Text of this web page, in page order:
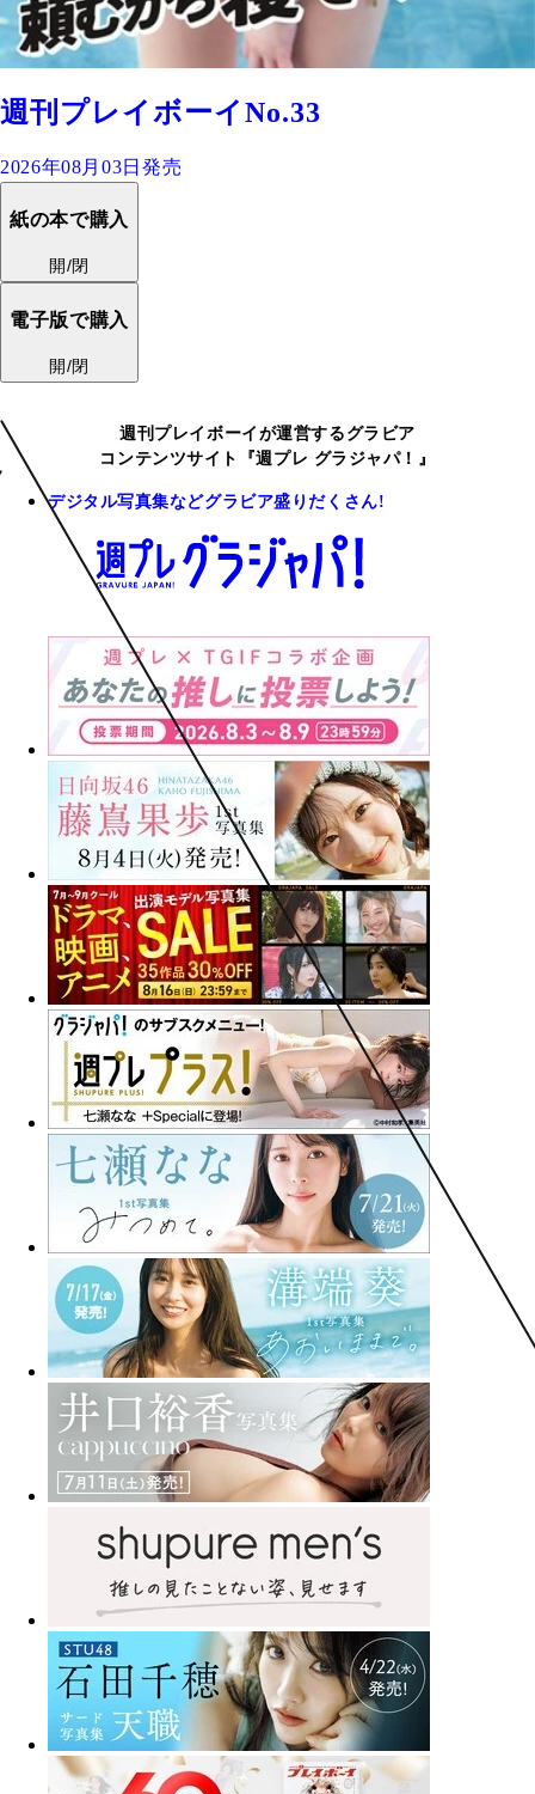
週刊プレイボーイNo.33
2026年08月03日発売
紙の本で購入
開/閉
電子版で購入
開/閉
週刊プレイボーイが運営するグラビア
コンテンツサイト『週プレ グラジャパ！』
デジタル写真集などグラビア盛りだくさん!